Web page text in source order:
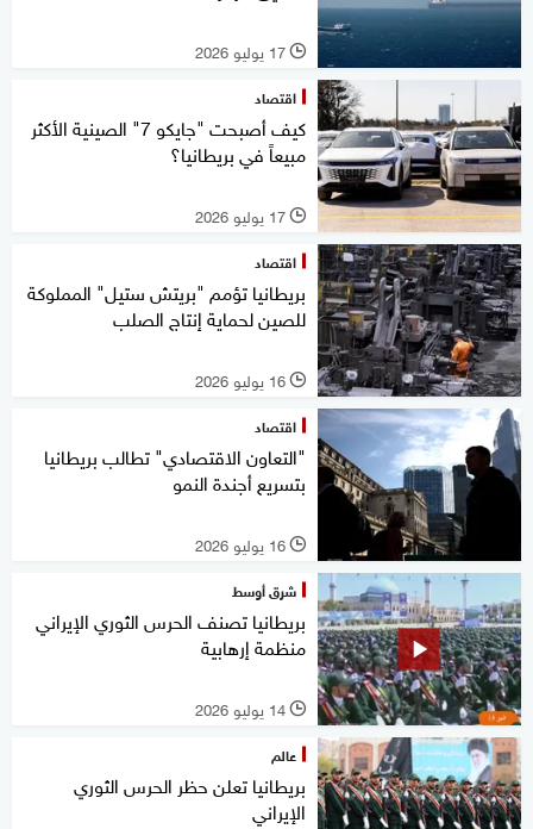
l 17 يوليو 2026
اقتصاد
كيف أصبحت "جايكو 7" الصينية الأكثر
مبيعاً في بريطانيا؟
l 17 يوليو 2026
اقتصاد
بريطانيا تؤمم "بريتش ستيل" المملوكة
للصين لحماية إنتاج الصلب
l 16 يوليو 2026
اقتصاد
"التعاون الاقتصادي" تطالب بريطانيا
بتسريع أجندة النمو
l 16 يوليو 2026
شرق أوسط
بريطانيا تصنف الحرس الثوري الإيراني
منظمة إرهابية
l 14 يوليو 2026
عالم
بريطانيا تعلن حظر الحرس الثوري
الإيراني